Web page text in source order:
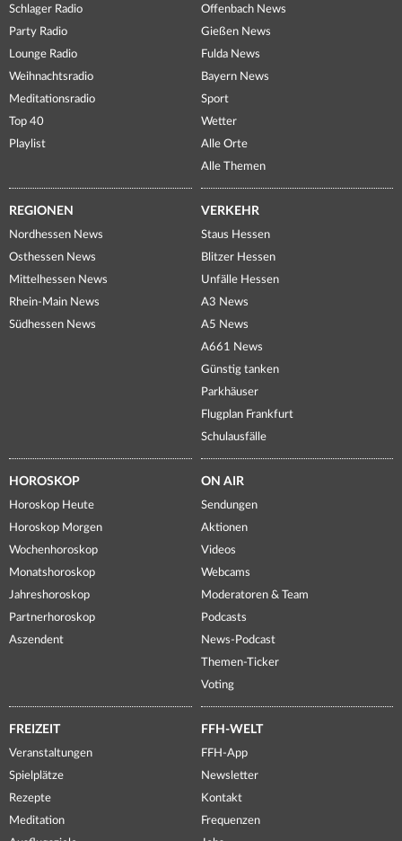
Schlager Radio
Party Radio
Lounge Radio
Weihnachtsradio
Meditationsradio
Top 40
Playlist
Offenbach News
Gießen News
Fulda News
Bayern News
Sport
Wetter
Alle Orte
Alle Themen
REGIONEN
Nordhessen News
Osthessen News
Mittelhessen News
Rhein-Main News
Südhessen News
VERKEHR
Staus Hessen
Blitzer Hessen
Unfälle Hessen
A3 News
A5 News
A661 News
Günstig tanken
Parkhäuser
Flugplan Frankfurt
Schulausfälle
HOROSKOP
Horoskop Heute
Horoskop Morgen
Wochenhoroskop
Monatshoroskop
Jahreshoroskop
Partnerhoroskop
Aszendent
ON AIR
Sendungen
Aktionen
Videos
Webcams
Moderatoren & Team
Podcasts
News-Podcast
Themen-Ticker
Voting
FREIZEIT
Veranstaltungen
Spielplätze
Rezepte
Meditation
FFH-WELT
FFH-App
Newsletter
Kontakt
Frequenzen